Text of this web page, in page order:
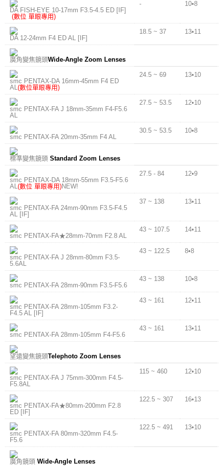
DA FISH-EYE 10-17mm F3.5-4.5 ED [IF]
(數位 單眼專用)
- 10•8
DA 12-24mm F4 ED AL [IF]
18.5 ~ 37 13•11
廣角變焦鏡頭Wide-Angle Zoom Lenses
smc PENTAX-DA 16mm-45mm F4 ED
AL(數位單眼專用)
24.5 ~ 69 13•10
smc PENTAX-FA J 18mm-35mm F4-F5.6
AL
27.5 ~ 53.5 12•10
smc PENTAX-FA 20mm-35mm F4 AL
30.5 ~ 53.5 10•8
標準變焦鏡頭 Standard Zoom Lenses
smc PENTAX-DA 18mm-55mm F3.5-F5.6
AL(數位 單眼專用)NEW!
27.5 - 84 12•9
smc PENTAX-FA 24mm-90mm F3.5-F4.5
AL [IF]
37 ~ 138 13•11
smc PENTAX-FA★28mm-70mm F2.8 AL
43 ~ 107.5 14•11
smc PENTAX-FA J 28mm-80mm F3.5-
5.6AL
43 ~ 122.5 8•8
smc PENTAX-FA 28mm-90mm F3.5-F5.6
43 ~ 138 10•8
smc PENTAX-FA 28mm-105mm F3.2-
F4.5 AL [IF]
43 ~ 161 12•11
smc PENTAX-FA 28mm-105mm F4-F5.6
43 ~ 161 13•11
望遠變焦鏡頭Telephoto Zoom Lenses
smc PENTAX-FA J 75mm-300mm F4.5-
F5.8AL
115 ~ 460 12•10
smc PENTAX-FA★80mm-200mm F2.8
ED [IF]
122.5 ~ 307 16•13
smc PENTAX-FA 80mm-320mm F4.5-
F5.6
122.5 ~ 491 13•10
廣角鏡頭 Wide-Angle Lenses